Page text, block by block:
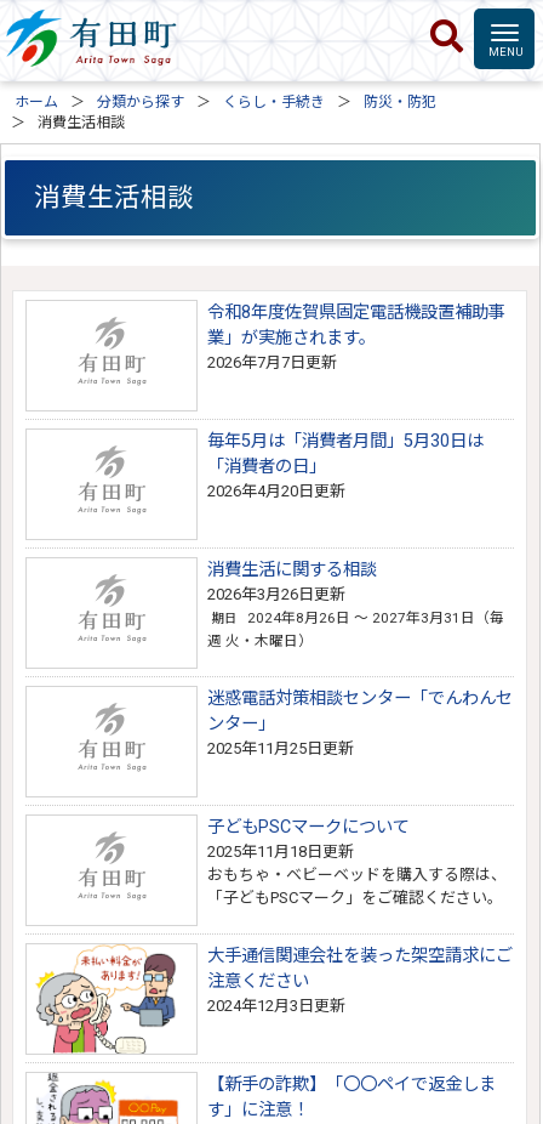
ホーム 分類から探す くらし・手続き
防災・防犯
消費生活相談
消費生活相談
令和8年度佐賀県固定電話機設置補助事
業」が実施されます。
2026年7月7日更新
毎年5月は「消費者月間」5月30日は
「消費者の日」
2026年4月20日更新
消費生活に関する相談
2026年3月26日更新
期日
2024年8月26日 ～ 2027年3月31日（毎
週 火・木曜日）
迷惑電話対策相談センター「でんわんセ
ンター」
2025年11月25日更新
子どもPSCマークについて
2025年11月18日更新
おもちゃ・ベビーベッドを購入する際は、
「子どもPSCマーク」をご確認ください。
大手通信関連会社を装った架空請求にご
注意ください
2024年12月3日更新
【新手の詐欺】「〇〇ペイで返金しま
す」に注意！